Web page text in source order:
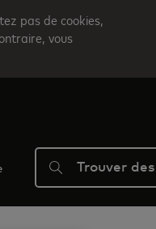
pas de cookies,
vous
Trouver